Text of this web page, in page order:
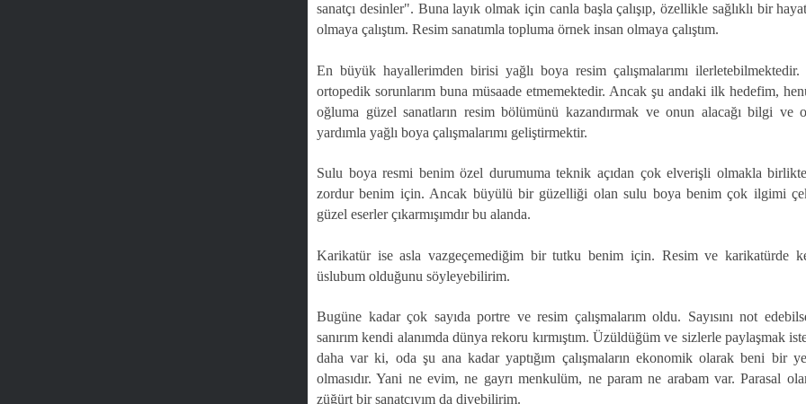
sanatçı desinler". Buna layık olmak için canla başla çalışıp, özellikle sağlıklı bir
olmaya çalıştım. Resim sanatımla topluma örnek insan olmaya çalıştım.
En büyük hayallerimden birisi yağlı boya resim çalışmalarımı
ortopedik sorunlarım buna müsaade etmemektedir. Ancak şu andaki ilk hedefim,
oğluma güzel sanatların resim bölümünü kazandırmak ve onun alacağı bilgi ve
yardımla yağlı boya çalışmalarımı geliştirmektir.
Sulu boya resmi benim özel durumuma teknik açıdan çok elverişli olmakla
zordur benim için. Ancak büyülü bir güzelliği olan sulu boya benim çok ilgimi
güzel eserler çıkarmışımdır bu alanda.
Karikatür ise asla vazgeçemediğim bir tutku benim için. Resim ve karikatürde
üslubum olduğunu söyleyebilirim.
Bugüne kadar çok sayıda portre ve resim çalışmalarım oldu. Sayısını not
sanırım kendi alanımda dünya rekoru kırmıştım. Üzüldüğüm ve sizlerle paylaşmak
daha var ki, oda şu ana kadar yaptığım çalışmaların ekonomik olarak beni bir
olmasıdır. Yani ne evim, ne gayrı menkulüm, ne param ne arabam var. Parasal
züğürt bir sanatçıyım da diyebilirim.